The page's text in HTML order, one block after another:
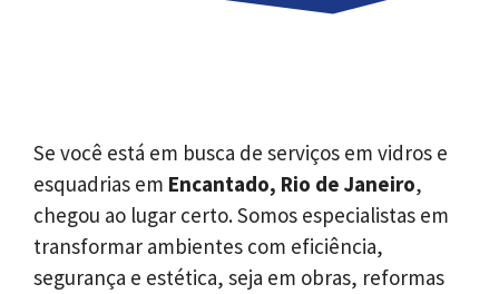
Se você está em busca de serviços em vidros e
esquadrias em Encantado, Rio de Janeiro,
chegou ao lugar certo. Somos especialistas em
transformar ambientes com eficiência,
segurança e estética, seja em obras, reformas